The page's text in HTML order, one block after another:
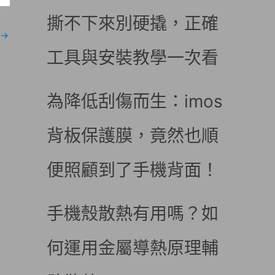
→
撕不下來別硬撬，正確
工具與安裝教學一次看
為降低刮傷而生：imos
背板保護膜，竟然也順
便照顧到了手機背面！
手機殼散熱有用嗎？如
何運用金屬導熱原理輔